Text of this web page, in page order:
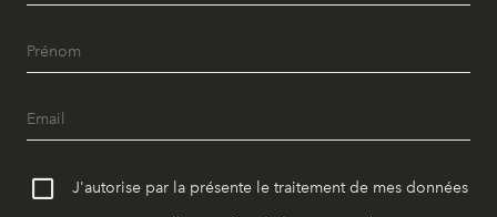
J'autorise par la présente le traitement de mes données